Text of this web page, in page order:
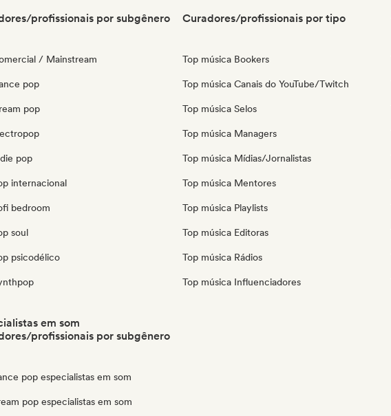
profissionais por subgênero
/ Mainstream
pop
pop
pop
internacional
bedroom
soul
psicodélico
Curadores/profissionais por tipo
Top música Bookers
Top música Canais do YouTube/Twitch
Top música Selos
Top música Managers
Top música Mídias/Jornalistas
Top música Mentores
Top música Playlists
Top música Editoras
Top música Rádios
Top música Influenciadores
em som
profissionais por subgênero
pop especialistas em som
pop especialistas em som